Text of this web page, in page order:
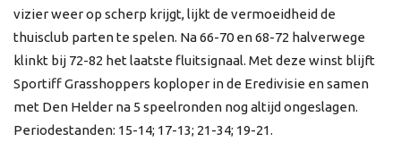
vizier weer op scherp krijgt, lijkt de vermoeidheid de
thuisclub parten te spelen. Na 66-70 en 68-72 halverwege
klinkt bij 72-82 het laatste fluitsignaal. Met deze winst blijft
Sportiff Grasshoppers koploper in de Eredivisie en samen
met Den Helder na 5 speelronden nog altijd ongeslagen.
Periodestanden: 15-14; 17-13; 21-34; 19-21.